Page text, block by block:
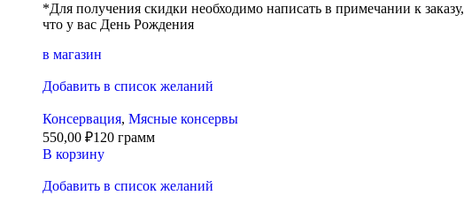
*Для получения скидки необходимо написать в примечании к заказу,
что у вас День Рождения
в магазин
Добавить в список желаний
Консервация, Мясные консервы
550,00 ₽120 грамм
В корзину
Добавить в список желаний